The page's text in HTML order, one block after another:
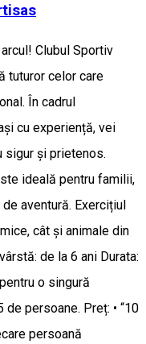
Clubul Sportiv
tuturor celor care
În cadrul
cu experiență, vei
sigur și prietenos.
ideală pentru familii,
aventură. Exercițiul
cât și animale din
de la 6 ani Durata:
o singură
persoane. Preț: • “10
persoană